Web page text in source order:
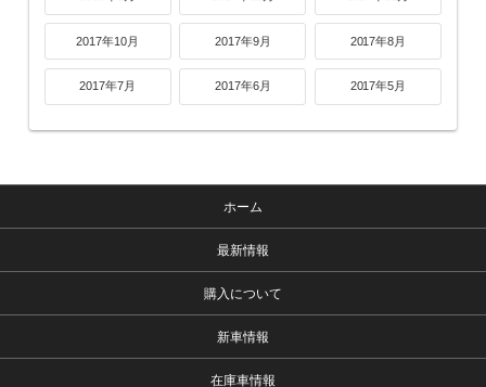
2017年10月 2017年9月 2017年8月
2017年7月 2017年6月 2017年5月
ホーム
最新情報
購入について
新車情報
在庫車情報